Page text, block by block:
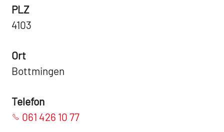
PLZ
4103
Ort
Bottmingen
Telefon
061 426 10 77